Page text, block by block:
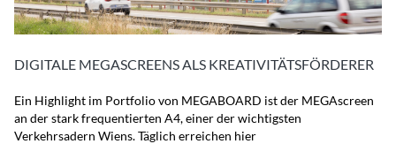
DIGITALE MEGASCREENS ALS KREATIVITÄTSFÖRDERER
Ein Highlight im Portfolio von MEGABOARD ist der MEGAscreen
an der stark frequentierten A4, einer der wichtigsten
Verkehrsadern Wiens. Täglich erreichen hier